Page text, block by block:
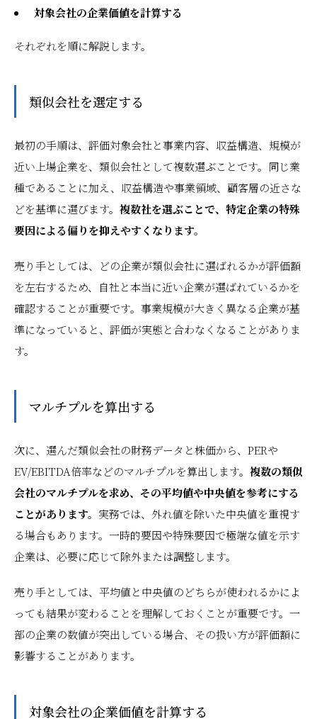
対象会社の企業価値を計算する
それぞれを順に解説します。
類似会社を選定する
最初の手順は、評価対象会社と事業内容、収益構造、規模が
近い上場企業を、類似会社として複数選ぶことです。同じ業
種であることに加え、収益構造や事業領域、顧客層の近さな
どを基準に選びます。 複数社を選ぶことで、特定企業の特殊
要因による偏りを抑えやすくなります。
売り手としては、どの企業が類似会社に選ばれるかが評価額
を左右するため、自社と本当に近い企業が選ばれているかを
確認することが重要です。事業規模が大きく異なる企業が基
準になっていると、評価が実態と合わなくなることがありま
す。
マルチプルを算出する
次に、選んだ類似会社の財務データと株価から、PERや
EV/EBITDA倍率などのマルチプルを算出します。 複数の類似
会社のマルチプルを求め、その平均値や中央値を参考にする
ことがあります。 実務では、外れ値を除いた中央値を重視す
る場合もあります。一時的要因や特殊要因で極端な値を示す
企業は、必要に応じて除外または調整します。
売り手としては、平均値と中央値のどちらが使われるかによ
っても結果が変わることを理解しておくことが重要です。一
部の企業の数値が突出している場合、その扱い方が評価額に
影響することがあります。
対象会社の企業価値を計算する